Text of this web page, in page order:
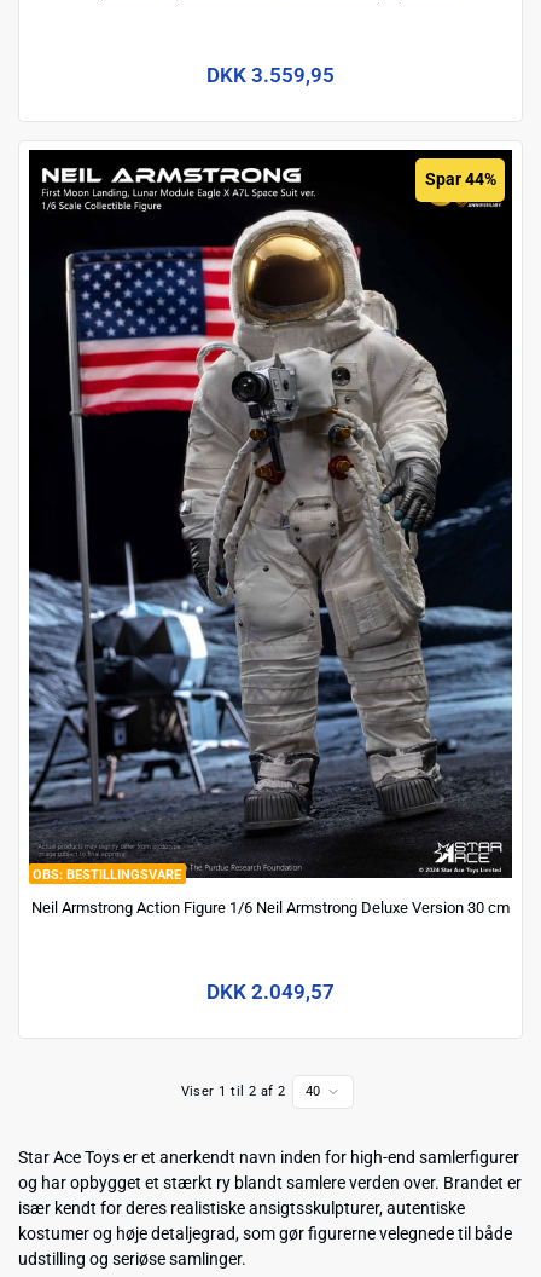
DKK 3.559,95
BESTILLINGSVARE
Spar 44%
Neil Armstrong Action Figure 1/6 Neil Armstrong Deluxe Version 30 cm
DKK 2.049,57
Viser 1 til 2 af 2 40
Star Ace Toys er et anerkendt navn inden for high-end samlerfigurer
og har opbygget et stærkt ry blandt samlere verden over. Brandet er
især kendt for deres realistiske ansigtsskulpturer, autentiske
kostumer og høje detaljegrad, som gør figurerne velegnede til både
udstilling og seriøse samlinger.